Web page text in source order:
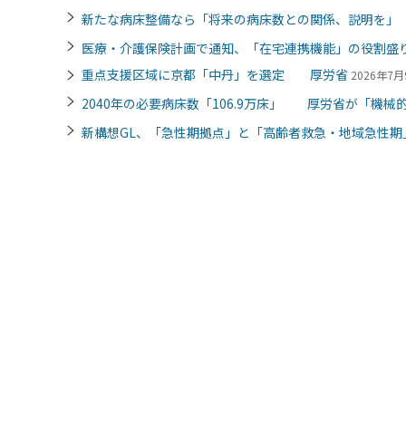
新たな病床整備なら「将来の病床数との関係、説明
医療・介護保険計画で通知、「在宅連携機能」の役
重点支援区域に京都「中丹」を選定 厚労省 2026年7
2040年の必要病床数「106.9万床」 厚労省が「機械
新構想GL、「急性期拠点」と「高齢者救急・地域急性